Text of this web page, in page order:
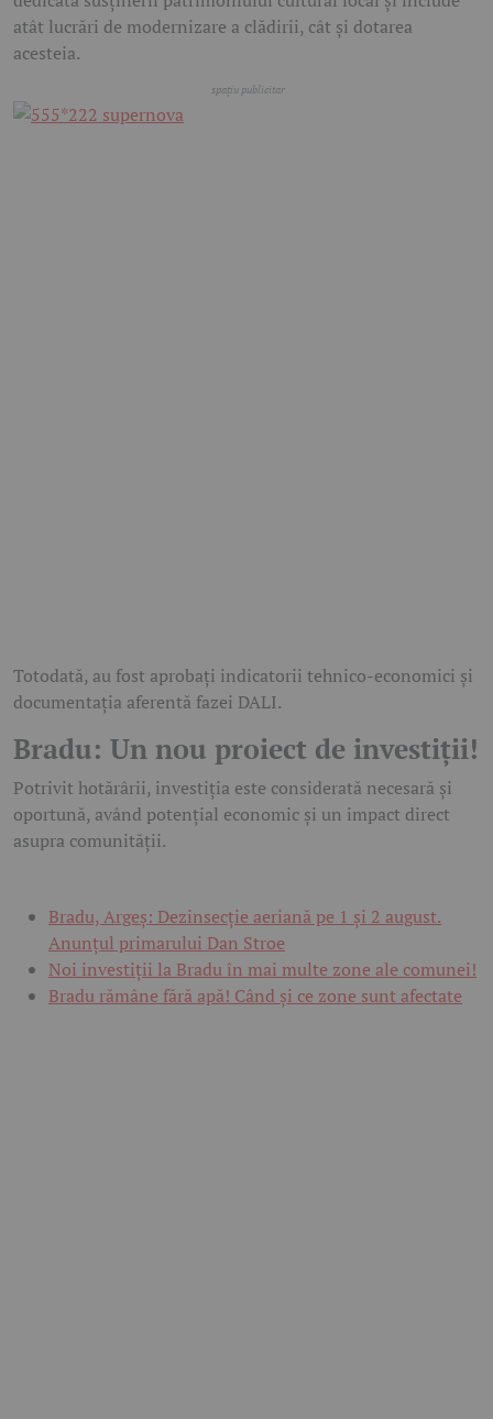
atât lucrări de modernizare a clădirii, cât și dotarea
acesteia.
Totodată, au fost aprobați indicatorii tehnico-economici și
documentația aferentă fazei DALI.
Bradu: Un nou proiect de investiții!
Potrivit hotărârii, investiția este considerată necesară și
oportună, având potențial economic și un impact direct
asupra comunității.
Bradu, Argeș: Dezinsecție aeriană pe 1 și 2 august.
Anunțul primarului Dan Stroe
Noi investiții la Bradu în mai multe zone ale comunei!
Bradu rămâne fără apă! Când și ce zone sunt afectate